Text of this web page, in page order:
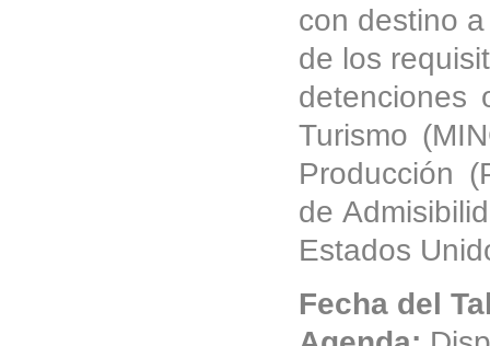
con destino
de los
detenciones
Turismo
Producción
de
Estados
Fecha del